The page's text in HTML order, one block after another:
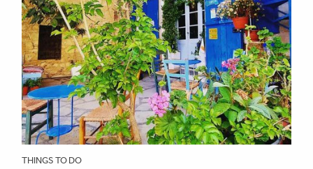
THINGS TO DO